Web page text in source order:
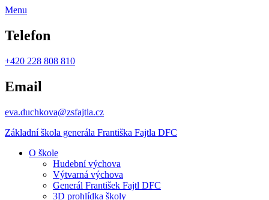
Menu
Telefon
+420 228 808 810
Email
eva.duchkova@zsfajtla.cz
Základní škola generála Františka Fajtla DFC
O škole
Hudební výchova
Výtvarná výchova
Generál František Fajtl DFC
3D prohlídka školy